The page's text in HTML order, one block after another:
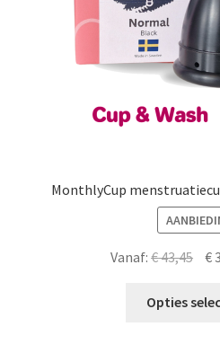
Voordeelpakketten
Proefpakketten
wat je nog meer wil weten
MonthlyCup
Vanaf:€43,45
was:
€
Opties